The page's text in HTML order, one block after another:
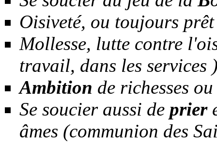
Oisiveté, ou toujours
Mollesse, lutte contre
travail, dans les services
Ambition de richesses
Se soucier aussi de prier
âmes (communion des